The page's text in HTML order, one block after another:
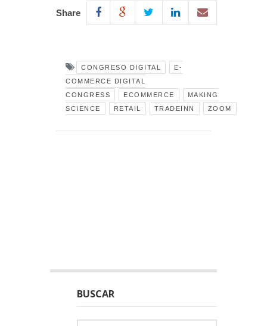
Share
CONGRESO DIGITAL
E-
COMMERCE DIGITAL
CONGRESS
ECOMMERCE
MAKING
SCIENCE
RETAIL TRADEINN ZOOM
BUSCAR